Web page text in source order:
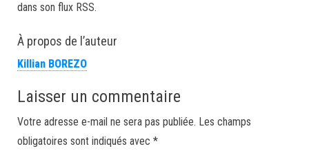
dans son flux RSS.
À propos de l’auteur
Killian BOREZO
Laisser un commentaire
Votre adresse e-mail ne sera pas publiée. Les champs
obligatoires sont indiqués avec *